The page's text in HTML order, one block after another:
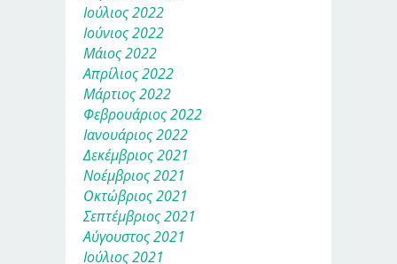
Ιούλιος 2022
Ιούνιος 2022
Μάιος 2022
Απρίλιος 2022
Μάρτιος 2022
Φεβρουάριος 2022
Ιανουάριος 2022
Δεκέμβριος 2021
Νοέμβριος 2021
Οκτώβριος 2021
Σεπτέμβριος 2021
Αύγουστος 2021
Ιούλιος 2021